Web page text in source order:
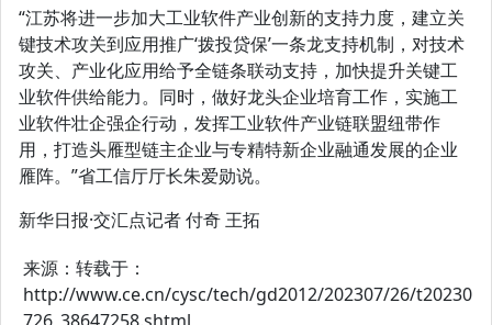
“江苏将进一步加大工业软件产业创新的支持力度，建立关
键技术攻关到应用推广‘拨投贷保’一条龙支持机制，对技术
攻关、产业化应用给予全链条联动支持，加快提升关键工
业软件供给能力。同时，做好龙头企业培育工作，实施工
业软件壮企强企行动，发挥工业软件产业链联盟纽带作
用，打造头雁型链主企业与专精特新企业融通发展的企业
雁阵。”省工信厅厅长朱爱勋说。
新华日报·交汇点记者 付奇 王拓
来源：转载于：
http://www.ce.cn/cysc/tech/gd2012/202307/26/t20230